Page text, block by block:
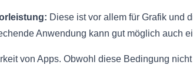
Diese ist vor allem für Grafik und
Anwendung kann gut möglich auch
von Apps. Obwohl diese Bedingung